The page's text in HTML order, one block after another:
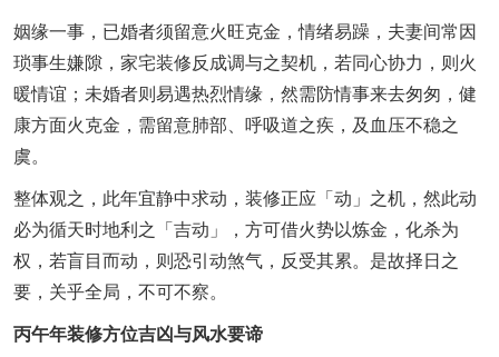
姻缘一事，已婚者须留意火旺克金，情绪易躁，夫妻间常因
琐事生嫌隙，家宅装修反成调与之契机，若同心协力，则火
暖情谊；未婚者则易遇热烈情缘，然需防情事来去匆匆，健
康方面火克金，需留意肺部、呼吸道之疾，及血压不稳之
虞。
整体观之，此年宜静中求动，装修正应「动」之机，然此动
必为循天时地利之「吉动」，方可借火势以炼金，化杀为
权，若盲目而动，则恐引动煞气，反受其累。是故择日之
要，关乎全局，不可不察。
丙午年装修方位吉凶与风水要谛